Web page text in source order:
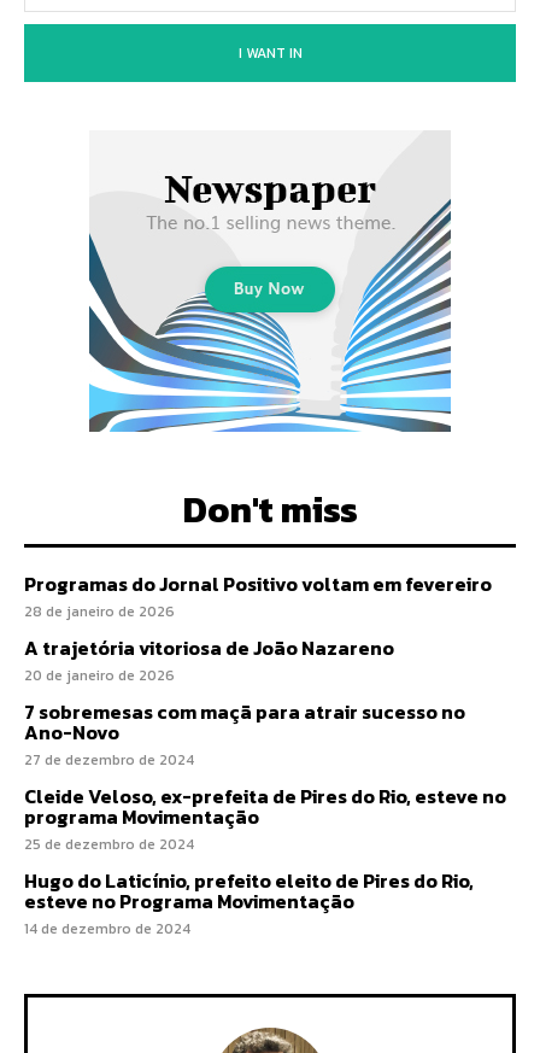
I WANT IN
Don't miss
Programas do Jornal Positivo voltam em fevereiro
28 de janeiro de 2026
A trajetória vitoriosa de João Nazareno
20 de janeiro de 2026
7 sobremesas com maçã para atrair sucesso no
Ano-Novo
27 de dezembro de 2024
Cleide Veloso, ex-prefeita de Pires do Rio, esteve no
programa Movimentação
25 de dezembro de 2024
Hugo do Laticínio, prefeito eleito de Pires do Rio,
esteve no Programa Movimentação
14 de dezembro de 2024